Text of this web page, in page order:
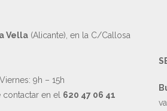
Vella(Alicante), en la C/Callosa
9h – 15h
contactar en el 620 47 06 41